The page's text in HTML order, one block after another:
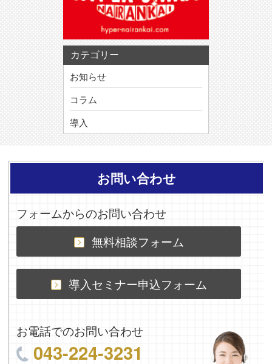
カテゴリー
お知らせ
コラム
導入
お問い合わせ
フォームからのお問い合わせ
無料相談フォーム
導入セミナー申込フォーム
お電話でのお問い合わせ
043-224-3231